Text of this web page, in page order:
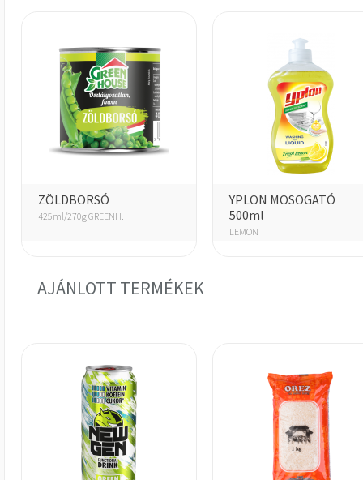
ZÖLDBORSÓ
425ml/270g GREENH.
YPLON MOSOGATÓ
500ml
LEMON
AJÁNLOTT TERMÉKEK